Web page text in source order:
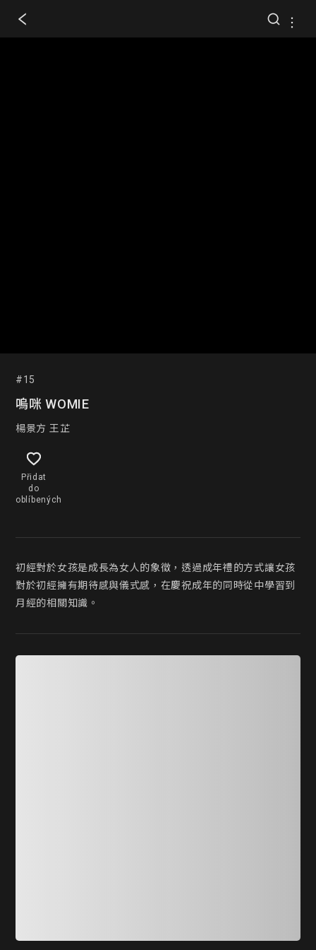
#15
嗚咪 WOMIE
楊景方 王芷
Přidat
do
oblíbených
初經對於女孩是成長為女人的象徵，透過成年禮的方式讓女孩
對於初經擁有期待感與儀式感，在慶祝成年的同時從中學習到
月經的相關知識。